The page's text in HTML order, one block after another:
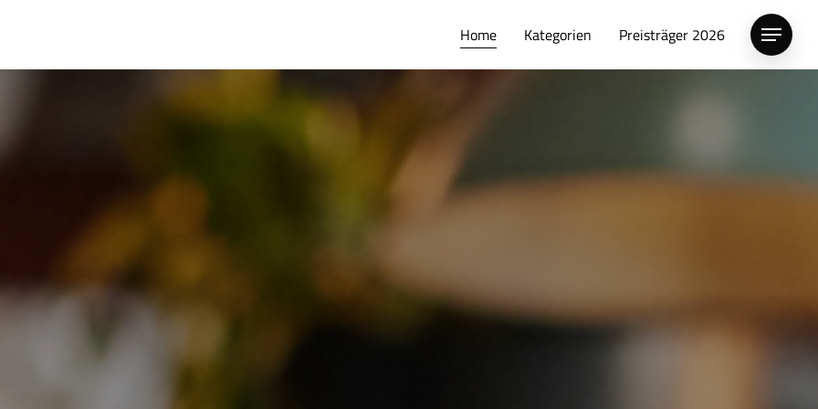
Home Kategorien Preisträger 2026 Menu